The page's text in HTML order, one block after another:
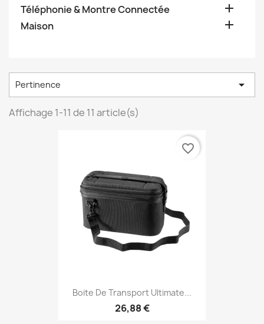
Téléphonie & Montre Connectée 
Maison 
Pertinence 
Affichage 1-11 de 11 article(s)
Boite De Transport Ultimate...
26,88 €
favorite_border